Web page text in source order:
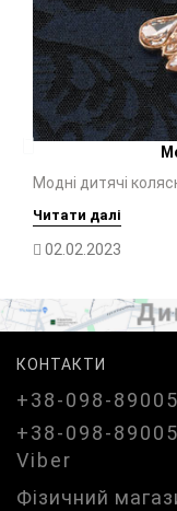
Модні дитячі
Читати далі
02.02.2023
КОНТАКТИ
+38-098-
+38-098-
Viber
Фізичний